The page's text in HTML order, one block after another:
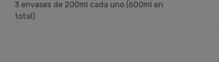
3 envases de 200ml cada uno (600ml en
total)